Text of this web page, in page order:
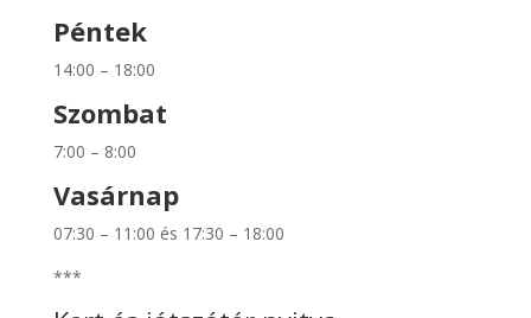
Péntek
14:00 – 18:00
Szombat
7:00 – 8:00
Vasárnap
07:30 – 11:00 és 17:30 – 18:00
***